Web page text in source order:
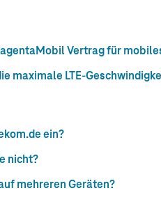
Vertrag für
maximale LTE-
ein?
nicht?
mehreren Geräten?